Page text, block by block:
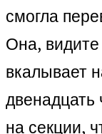
смогла
Она,
вкалывает
двенадцать
на секции,